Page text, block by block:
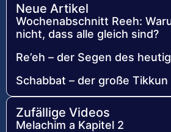
Neue Artikel
Wochenabschnitt Reeh:
nicht, dass alle gleich sind?
Re’eh – der Segen des
Schabbat – der große Tikkun
Zufällige Videos
Melachim a Kapitel 2